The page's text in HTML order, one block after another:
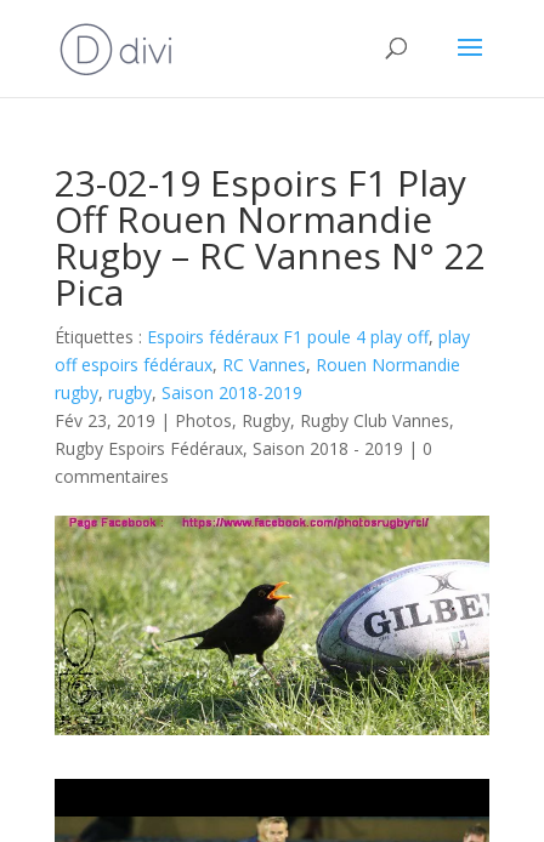
23-02-19 Espoirs F1 Play
Off Rouen Normandie
Rugby – RC Vannes N° 22
Pica
Étiquettes : Espoirs fédéraux F1 poule 4 play off, play
off espoirs fédéraux, RC Vannes, Rouen Normandie
rugby, rugby, Saison 2018-2019
Fév 23, 2019 | Photos, Rugby, Rugby Club Vannes,
Rugby Espoirs Fédéraux, Saison 2018 - 2019 | 0
commentaires